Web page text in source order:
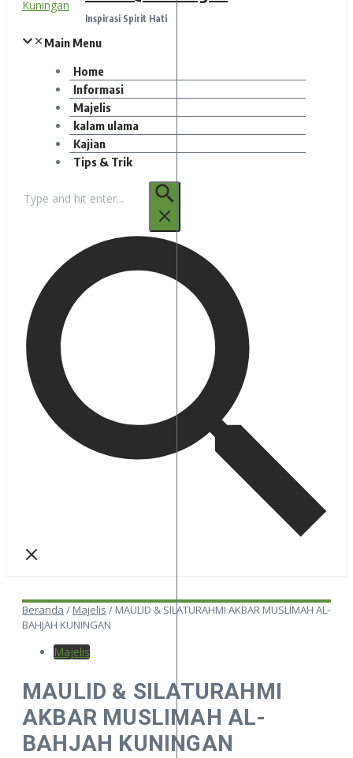
Inspirasi Spirit Hati
Main Menu
Home
Informasi
Majelis
kalam ulama
Kajian
Tips & Trik
untuk:
Beranda / Majelis / MAULID & SILATURAHMI AKBAR MUSLIMAH AL-
BAHJAH KUNINGAN
Majelis
MAULID & SILATURAHMI
AKBAR MUSLIMAH AL-
BAHJAH KUNINGAN